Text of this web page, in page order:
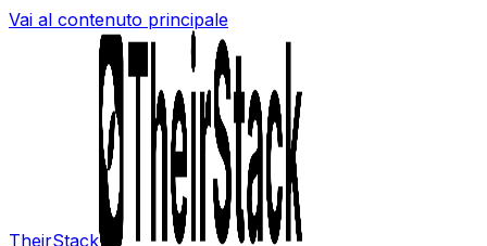
Vai al contenuto principale
TheirStack